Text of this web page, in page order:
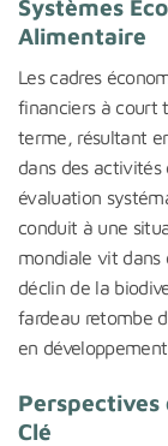
Systèmes
Alimentaire
Les cadres
financiers à court
terme, résultant
dans des
évaluation
conduit à une
mondiale vit dans
déclin de la
fardeau retombe
en
Perspectives
Clé